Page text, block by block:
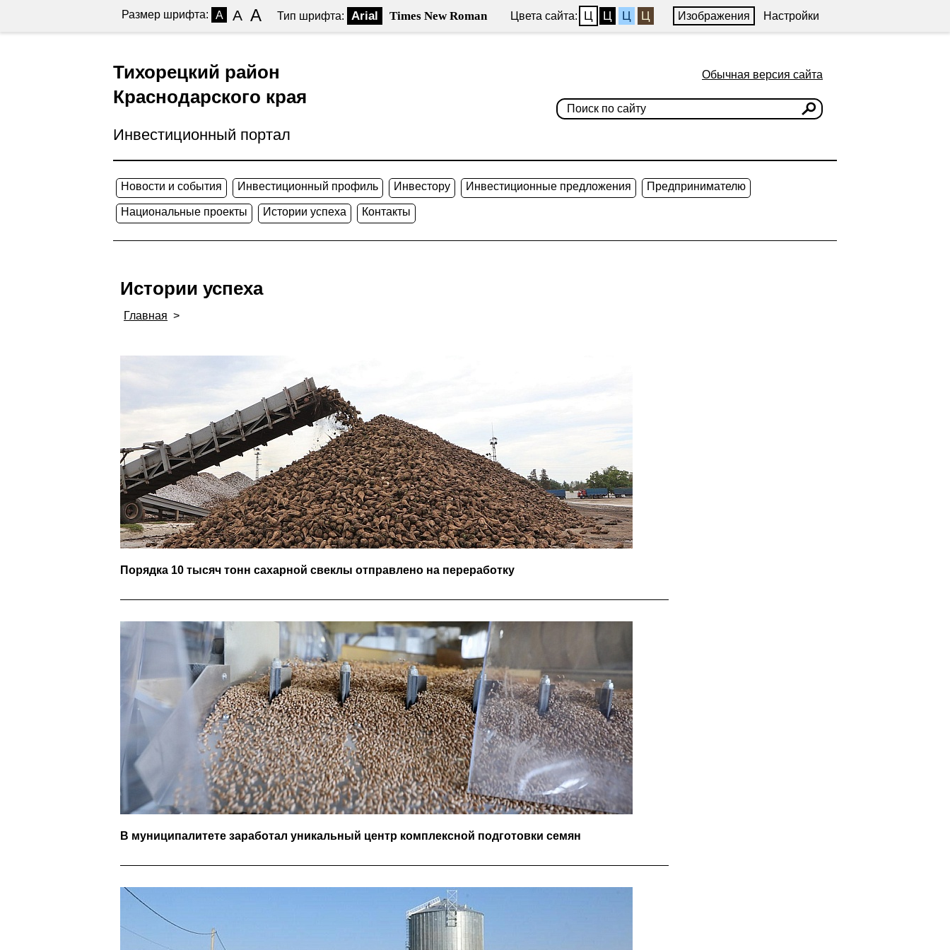
Размер шрифта: A A A Тип шрифта: Arial Times New Roman Цвета сайта: Ц Ц Ц Ц Изображения Настройки
Тихорецкий район
Краснодарского края
Инвестиционный портал
Обычная версия сайта
Новости и события Инвестиционный профиль Инвестору Инвестиционные предложения Предпринимателю
Национальные проекты Истории успеха Контакты
Истории успеха
Главная >
Порядка 10 тысяч тонн сахарной свеклы отправлено на переработку
В муниципалитете заработал уникальный центр комплексной подготовки семян